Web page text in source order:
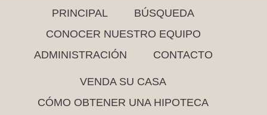
PRINCIPAL
BÚSQUEDA
CONOCER NUESTRO EQUIPO
ADMINISTRACIÓN
CONTACTO
VENDA SU CASA
CÓMO OBTENER UNA HIPOTECA